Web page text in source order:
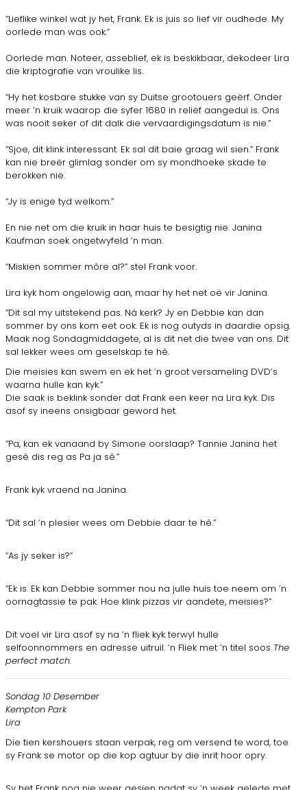
“Lieflike winkel wat jy het, Frank. Ek is juis so lief vir oudhede. My
oorlede man was ook.”
Oorlede man. Noteer, asseblief, ek is beskikbaar, dekodeer Lira
die kriptografie van vroulike lis.
“Hy het kosbare stukke van sy Duitse grootouers geërf. Onder
meer ’n kruik waarop die syfer 1680 in reliëf aangedui is. Ons
was nooit seker of dit dalk die vervaardigingsdatum is nie.”
“Sjoe, dit klink interessant. Ek sal dit baie graag wil sien.” Frank
kan nie breër glimlag sonder om sy mondhoeke skade te
berokken nie.
“Jy is enige tyd welkom.”
En nie net om die kruik in haar huis te besigtig nie. Janina
Kaufman soek ongetwyfeld ’n man.
“Miskien sommer môre al?” stel Frank voor.
Lira kyk hom ongelowig aan, maar hy het net oë vir Janina.
“Dit sal my uitstekend pas. Ná kerk? Jy en Debbie kan dan
sommer by ons kom eet ook. Ek is nog outyds in daardie opsig.
Maak nog Sondagmiddagete, al is dit net die twee van ons. Dit
sal lekker wees om geselskap te hê.
Die meisies kan swem en ek het ’n groot versameling DVD’s
waarna hulle kan kyk.”
Die saak is beklink sonder dat Frank een keer na Lira kyk. Dis
asof sy ineens onsigbaar geword het.
“Pa, kan ek vanaand by Simone oorslaap? Tannie Janina het
gesê dis reg as Pa ja sê.”
Frank kyk vraend na Janina.
“Dit sal ’n plesier wees om Debbie daar te hê.”
“As jy seker is?”
“Ek is. Ek kan Debbie sommer nou na julle huis toe neem om ’n
oornagtassie te pak. Hoe klink pizzas vir aandete, meisies?”
Dit voel vir Lira asof sy na ’n fliek kyk terwyl hulle
selfoonnommers en adresse uitruil. ’n Fliek met ’n titel soos The
perfect match.
Sondag 10 Desember
Kempton Park
Lira
Die tien kershouers staan verpak, reg om versend te word, toe
sy Frank se motor op die kop agtuur by die inrit hoor opry.